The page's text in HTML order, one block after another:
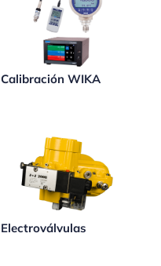
Calibración WIKA
Electroválvulas